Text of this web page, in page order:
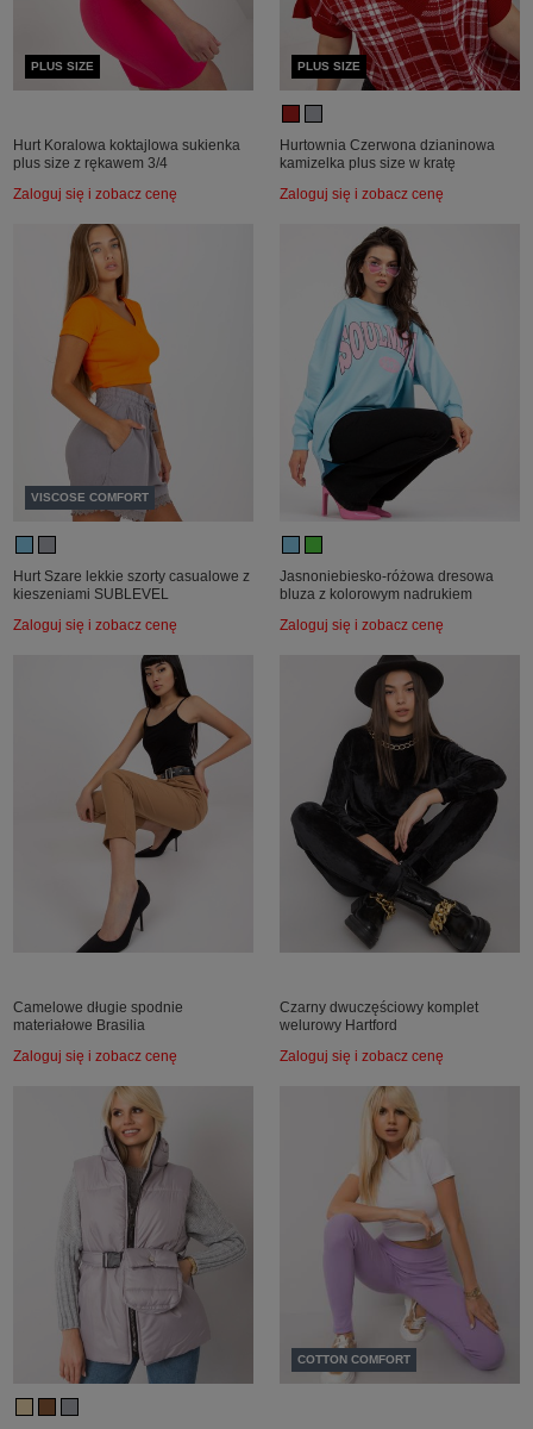
PLUS SIZE
Hurt Koralowa koktajlowa sukienka
plus size z rękawem 3/4
Zaloguj się i zobacz cenę
PLUS SIZE
Hurtownia Czerwona dzianinowa
kamizelka plus size w kratę
Zaloguj się i zobacz cenę
VISCOSE COMFORT
Hurt Szare lekkie szorty casualowe z
kieszeniami SUBLEVEL
Zaloguj się i zobacz cenę
Jasnoniebiesko-różowa dresowa
bluza z kolorowym nadrukiem
Zaloguj się i zobacz cenę
Camelowe długie spodnie
materiałowe Brasilia
Zaloguj się i zobacz cenę
Czarny dwuczęściowy komplet
welurowy Hartford
Zaloguj się i zobacz cenę
COTTON COMFORT